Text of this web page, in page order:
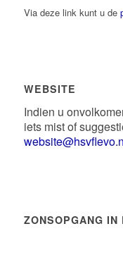
Via deze link kunt u de
WEBSITE
Indien u
iets mist of
ZONSOPGANG IN